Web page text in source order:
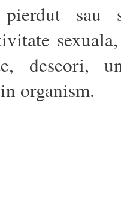
sau
deseori,
organism.